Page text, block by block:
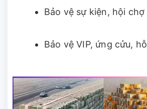
Bảo vệ sự kiện, hội chợ
Bảo vệ VIP, ứng cửu,